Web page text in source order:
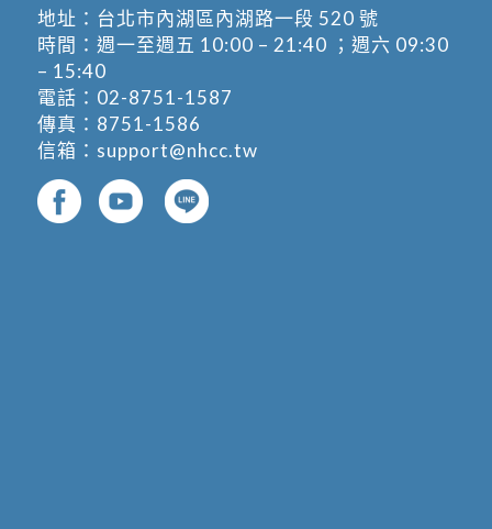
地址： 台北市內湖區內湖路一段 520 號
時間：週一至週五 10:00 – 21:40 ；週六 09:30
– 15:40
電話： 02-8751-1587
傳真：8751-1586
信箱： support@nhcc.tw